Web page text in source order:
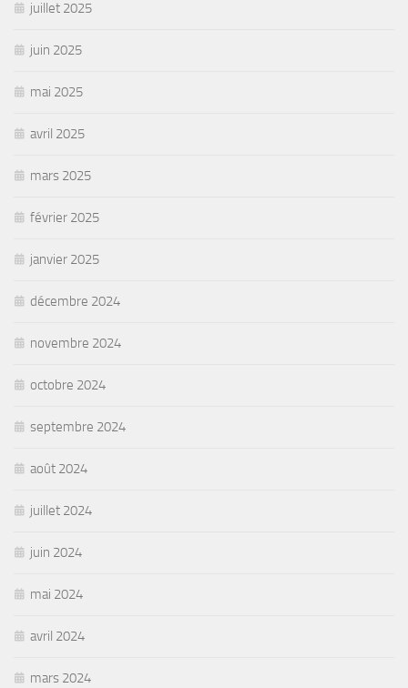
juillet 2025
juin 2025
mai 2025
avril 2025
mars 2025
février 2025
janvier 2025
décembre 2024
novembre 2024
octobre 2024
septembre 2024
août 2024
juillet 2024
juin 2024
mai 2024
avril 2024
mars 2024